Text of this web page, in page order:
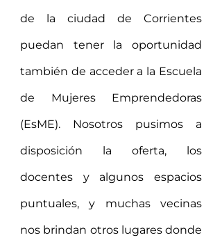
de la ciudad de Corrientes
puedan tener la oportunidad
también de acceder a la Escuela
de Mujeres Emprendedoras
(EsME). Nosotros pusimos a
disposición la oferta, los
docentes y algunos espacios
puntuales, y muchas vecinas
nos brindan otros lugares donde